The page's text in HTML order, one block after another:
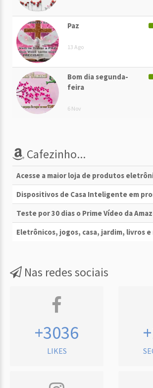
Paz
13 Ago
Bom dia segunda-
feira
6 Nov
Cafezinho...
Acesse a maior loja de produtos
Dispositivos de Casa Inteligente em
Teste por 30 dias o Prime Vídeo da
Eletrônicos, jogos, casa, jardim, livros e
Nas redes sociais
+3036
LIKES